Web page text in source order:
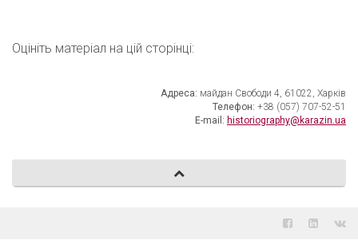
Оцініть матеріал на цій сторінці:
Адреса: майдан Свободи 4, 61022, Харків
Телефон: +38 (057) 707-52-51
E-mail: historiography@karazin.ua